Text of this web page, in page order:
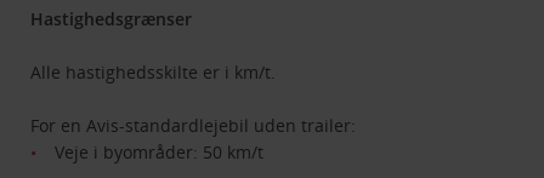
Hastighedsgrænser
Alle hastighedsskilte er i km/t.
For en Avis-standardlejebil uden trailer:
Veje i byområder: 50 km/t